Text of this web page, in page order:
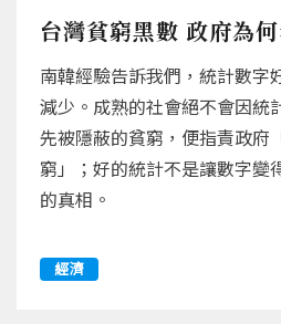
台灣貧窮黑數 政府為
南韓經驗告訴我們，統計數字
減少。成熟的社會絕不會因統
先被隱蔽的貧窮，便指責政府
窮」；好的統計不是讓數字變
的真相。
經濟